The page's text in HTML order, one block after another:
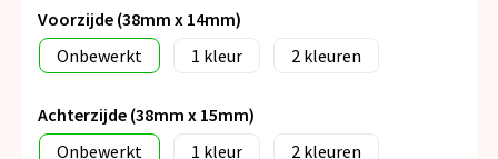
Voorzijde (38mm x 14mm)
Onbewerkt
1 2
Achterzijde (38mm x 15mm)
Onbewerkt
1 2